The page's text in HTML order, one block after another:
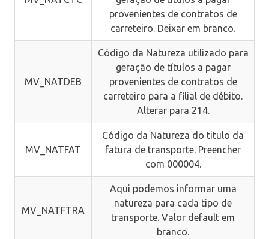
provenientes de contratos de
carreteiro. Deixar em branco.
MV_NATDEB
Código da Natureza utilizado para
geração de títulos a pagar
provenientes de contratos de
carreteiro para a filial de débito.
Alterar para 214.
MV_NATFAT
Código da Natureza do titulo da
fatura de transporte. Preencher
com 000004.
MV_NATFTRA
Aqui podemos informar uma
natureza para cada tipo de
transporte. Valor default em
branco.